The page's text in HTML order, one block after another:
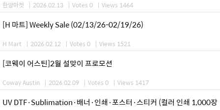
한양마켓 | 2026.02.13 | Votes 0 | Views 1464
[H 마트] Weekly Sale (02/13/26-02/19/26)
H Mart | 2026.02.12 | Votes 0 | Views 1521
[코웨이 어스틴]2월 설맞이 프로모션
Coway Austin | 2026.02.09 | Votes 0 | Views 1417
UV DTF·Sublimation·배너·인쇄·포스터·스티커 (컬러 인쇄 1,000장